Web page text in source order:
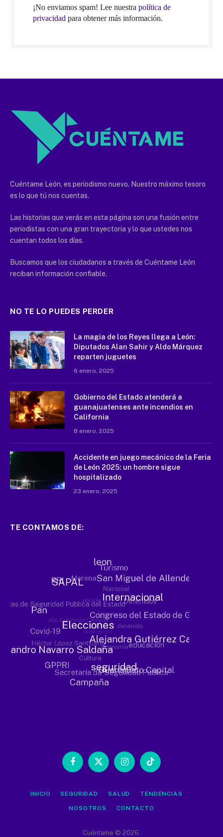
¡No enviamos spam! Lee nuestra política de
privacidad para obtener más información.
Cuéntame León, es periodismo nuevo. Nuestro máximo tesoro
es lo que tú nos cuentas.
Las historias que verás en esta página son una fusión entre
periodistas con una gran trayectoria y lo que ustedes nos
cuentan todos los días.
Buscamos que los ciudadanos a través de Cuéntame León
reciban información confiable.
NO TE LO PUEDES PERDER
La magia de los Reyes llega a León:
Diputados Alan Sahir y Aldo Márquez
reparten juguetes
6 enero, 2025
Gobierno del Estado atenderá a
guanajuatenses ante incendios en
California
8 enero, 2025
Accidente en juego mecánico de la Feria
de León 2025: un hombre sigue
hospitalizado
23 enero, 2025
TE CONTAMOS DE:
Facebook
X
InstagramTikTok
INICIO SEGURIDAD SALUD TENDENCIAS
NOSOTROS CONTACTO
Cuéntame © 2026.